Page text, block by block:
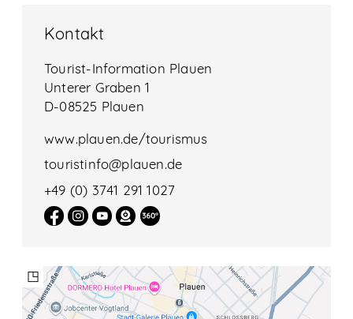
Kontakt
Tourist-Information Plauen
Unterer Graben 1
D-08525 Plauen
www.plauen.de/tourismus
touristinfo@plauen.de
+49 (0) 3741 291 1027
◳